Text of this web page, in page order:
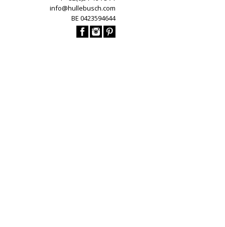
info@hullebusch.com
BE 0423594644